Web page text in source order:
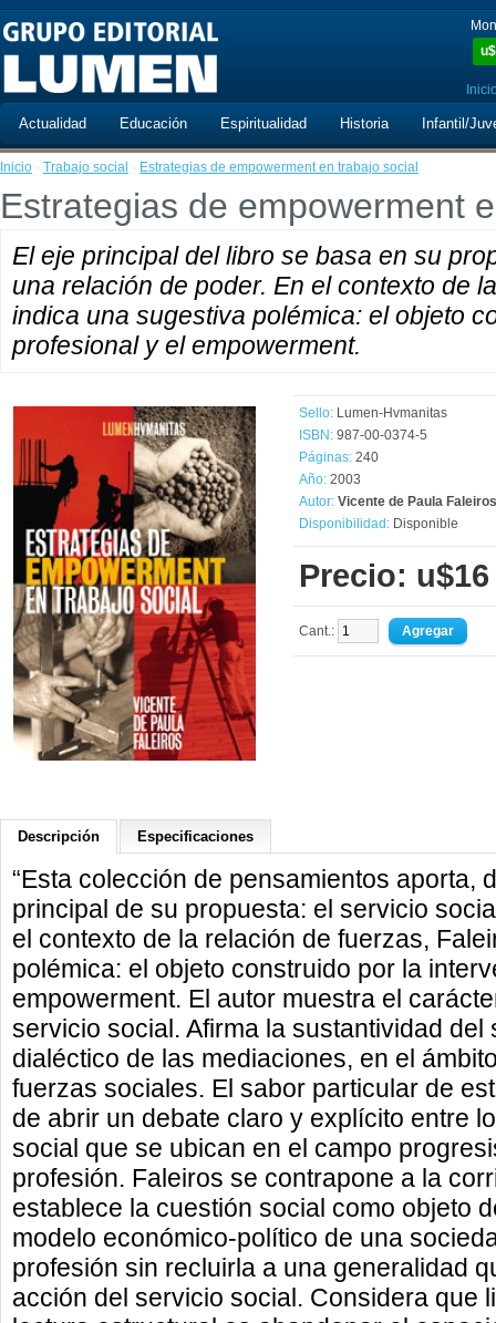
u$
Actualidad Educación Espiritualidad Historia Infantil/
Inicio · Trabajo social · Estrategias de empowerment en trabajo social
Estrategias de empowerment
El eje principal del libro se basa en su
una relación de poder. En el contexto de
indica una sugestiva polémica: el objeto
profesional y el empowerment.
Sello: Lumen-Hvmanitas
ISBN: 987-00-0374-5
Páginas: 240
Año: 2003
Autor: Vicente de Paula Faleiros
Disponibilidad: Disponible
Precio: u$16
Cant.:
Descripción Especificaciones
“Esta colección de pensamientos aporta,
principal de su propuesta: el servicio
el contexto de la relación de fuerzas,
polémica: el objeto construido por la
empowerment. El autor muestra el
servicio social. Afirma la sustantividad
dialéctico de las mediaciones, en el
fuerzas sociales. El sabor particular de
de abrir un debate claro y explícito entre
social que se ubican en el campo
profesión. Faleiros se contrapone a la
establece la cuestión social como objeto
modelo económico-político de una
profesión sin recluirla a una generalidad
acción del servicio social. Considera que